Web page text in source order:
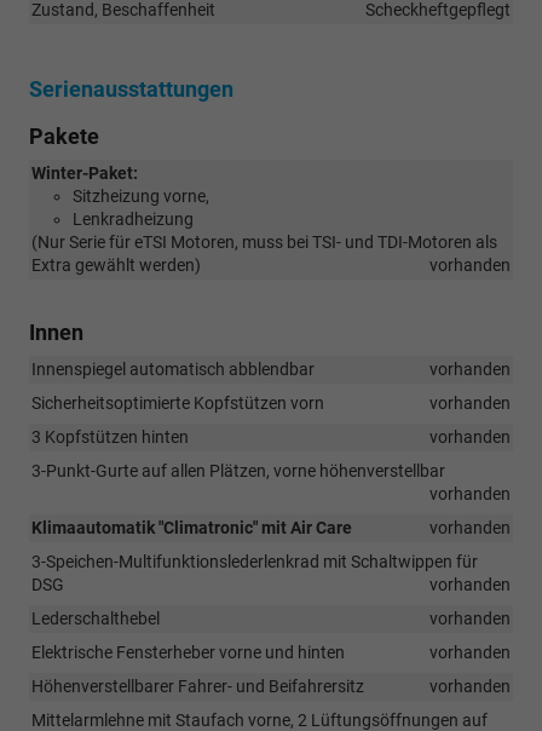
Zustand, Beschaffenheit
Scheckheftgepflegt
Serienausstattungen
Pakete
Winter-Paket:
Sitzheizung vorne,
Lenkradheizung
(Nur Serie für eTSI Motoren, muss bei TSI- und TDI-Motoren als
Extra gewählt werden)
vorhanden
Innen
Innenspiegel automatisch abblendbar
vorhanden
Sicherheitsoptimierte Kopfstützen vorn
vorhanden
3 Kopfstützen hinten
vorhanden
3-Punkt-Gurte auf allen Plätzen, vorne höhenverstellbar
vorhanden
Klimaautomatik "Climatronic" mit Air Care
vorhanden
3-Speichen-Multifunktionslederlenkrad mit Schaltwippen für
DSG
vorhanden
Lederschalthebel
vorhanden
Elektrische Fensterheber vorne und hinten
vorhanden
Höhenverstellbarer Fahrer- und Beifahrersitz
vorhanden
Mittelarmlehne mit Staufach vorne, 2 Lüftungsöffnungen auf